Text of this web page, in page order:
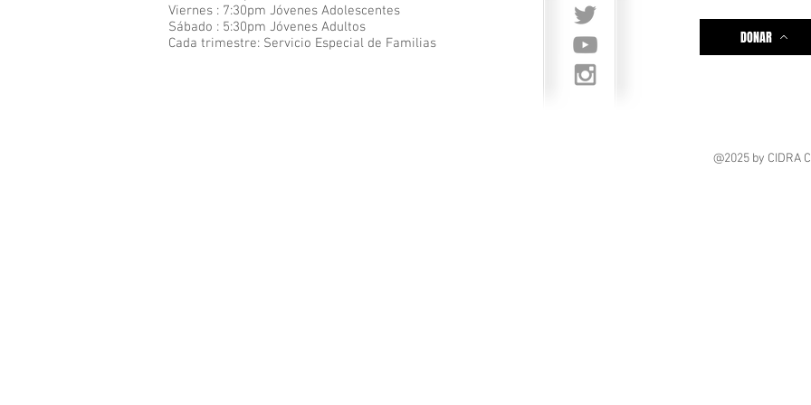
Viernes : 7:30pm Jóvenes Adolescentes
Sábado : 5:30pm Jóvenes Adultos
Cada trimestre: Servicio Especial de Familias DONAR
@2025 by CIDRA